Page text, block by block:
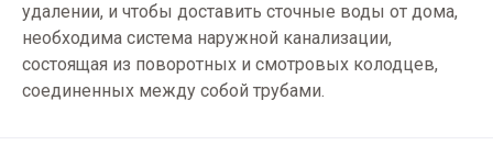
удалении, и чтобы доставить сточные воды от дома,
необходима система наружной канализации,
состоящая из поворотных и смотровых колодцев,
соединенных между собой трубами.